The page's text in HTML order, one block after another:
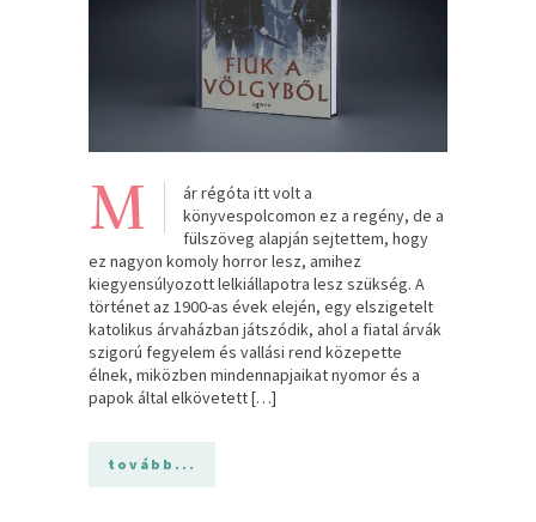
M
ár régóta itt volt a
könyvespolcomon ez a regény, de a
fülszöveg alapján sejtettem, hogy
ez nagyon komoly horror lesz, amihez
kiegyensúlyozott lelkiállapotra lesz szükség. A
történet az 1900-as évek elején, egy elszigetelt
katolikus árvaházban játszódik, ahol a fiatal árvák
szigorú fegyelem és vallási rend közepette
élnek, miközben mindennapjaikat nyomor és a
papok által elkövetett […]
tovább...